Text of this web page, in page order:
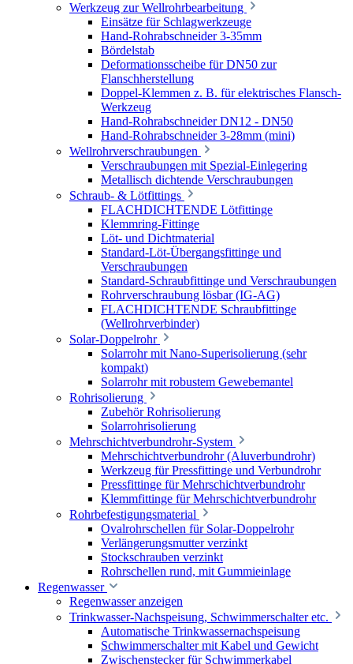
Werkzeug zur Wellrohrbearbeitung
Einsätze für Schlagwerkzeuge
Hand-Rohrabschneider 3-35mm
Bördelstab
Deformationsscheibe für DN50 zur
Flanschherstellung
Doppel-Klemmen z. B. für elektrisches Flansch-
Werkzeug
Hand-Rohrabschneider DN12 - DN50
Hand-Rohrabschneider 3-28mm (mini)
Wellrohrverschraubungen
Verschraubungen mit Spezial-Einlegering
Metallisch dichtende Verschraubungen
Schraub- & Lötfittings
FLACHDICHTENDE Lötfittinge
Klemmring-Fittinge
Löt- und Dichtmaterial
Standard-Löt-Übergangsfittinge und
Verschraubungen
Standard-Schraubfittinge und Verschraubungen
Rohrverschraubung lösbar (IG-AG)
FLACHDICHTENDE Schraubfittinge
(Wellrohrverbinder)
Solar-Doppelrohr
Solarrohr mit Nano-Superisolierung (sehr
kompakt)
Solarrohr mit robustem Gewebemantel
Rohrisolierung
Zubehör Rohrisolierung
Solarrohrisolierung
Mehrschichtverbundrohr-System
Mehrschichtverbundrohr (Aluverbundrohr)
Werkzeug für Pressfittinge und Verbundrohr
Pressfittinge für Mehrschichtverbundrohr
Klemmfittinge für Mehrschichtverbundrohr
Rohrbefestigungsmaterial
Ovalrohrschellen für Solar-Doppelrohr
Verlängerungsmutter verzinkt
Stockschrauben verzinkt
Rohrschellen rund, mit Gummieinlage
Regenwasser
Regenwasser anzeigen
Trinkwasser-Nachspeisung, Schwimmerschalter etc.
Automatische Trinkwassernachspeisung
Schwimmerschalter mit Kabel und Gewicht
Zwischenstecker für Schwimmerkabel